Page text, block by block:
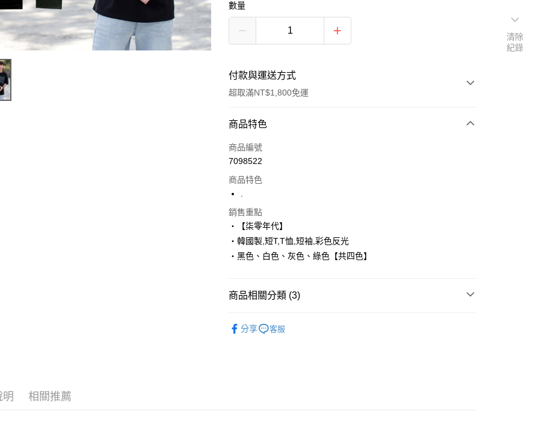
數量
付款與運送方式
超取滿NT$1,800免運
付款方式
信用卡一次付款
Apple Pay
悠遊付
AFTEE先享後付
【關於「AFTEE先享後付」】
ATM付款
商品特色
商品編號
7098522
商品特色
銷售重點
‧【柒零年代】
‧韓國製,短T,T恤,短袖,彩色反光
‧黑色、白色、灰色、綠色【共四色】
商品相關分類 (3)
分享 客服
明 相關推薦
清除
紀錄